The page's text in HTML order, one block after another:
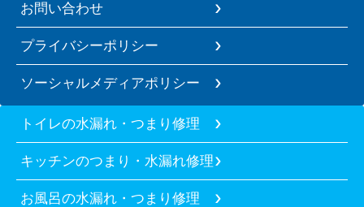
お問い合わせ
プライバシーポリシー
ソーシャルメディアポリシー
トイレの水漏れ・つまり修理
キッチンのつまり・水漏れ修理
お風呂の水漏れ・つまり修理